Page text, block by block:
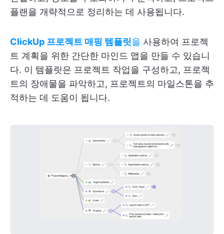
플랜을 개략적으로 정리하는 데 사용됩니다.
ClickUp 프로젝트 매핑 템플릿을 사용하여 프로젝
트 계획을 위한 간단한 마인드 맵을 만들 수 있습니
다. 이 템플릿은 프로젝트 작업을 구성하고, 프로젝
트의 장애물을 파악하고, 프로젝트의 마일스톤을 추
적하는 데 도움이 됩니다.